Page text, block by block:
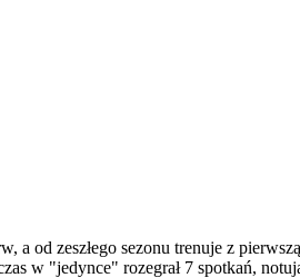
od zeszłego sezonu trenuje z
w "jedynce" rozegrał 7 spotkań,